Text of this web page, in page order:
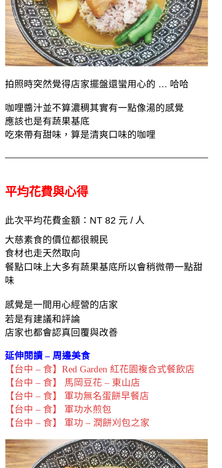
拍照時突然覺得店家擺盤還蠻用心的 … 哈哈
咖哩醬汁並不算濃稠其實有一點像湯的感覺
應該也是有蔬果基底
吃來帶有甜味，算是清爽口味的咖哩
平均花費與心得
此次平均花費金額：NT 82 元 / 人
大慈素食的價位都很親民
食材也走天然取向
餐點口味上大多有蔬果基底所以會稍微帶一點甜
味
感覺是一間用心經營的店家
若是有建議和評論
店家也都會認真回覆與改善
延伸閱讀 – 周邊美食
【台中 – 食】Red Garden 紅花園複合式餐飲店
【台中 – 食】 馬岡豆花 – 東山店
【台中 – 食】 軍功無名蛋餅早餐店
【台中 – 食】 軍功水煎包
【台中 – 食】 軍功 – 潤餅刈包之家